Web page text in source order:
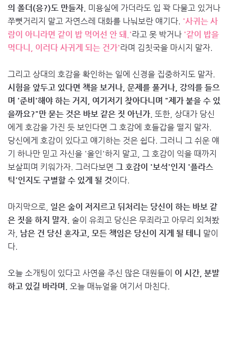
의 폴더(응?)도 만들자. 미용실에 가더라도 입 꽉 다물고 있거나
쭈뼛거리지 말고 자연스레 대화를 나눠보란 얘기다. '사귀는 사
람이 아니라면 같이 밥 먹어선 안 돼.'라고 못 박거나 '같이 밥을
먹다니, 이러다 사귀게 되는 건가'라며 김칫국을 마시지 말자.
그리고 상대의 호감을 확인하는 일에 신경을 집중하지도 말자.
시험을 앞두고 있다면 책을 보거나, 문제를 풀거나, 강의를 들으
며 '준비'해야 하는 거지, 여기저기 찾아다니며 "제가 붙을 수 있
을까요?"만 묻는 것은 바보 같은 짓 아닌가. 또한, 상대가 당신
에게 호감을 가진 듯 보인다면 그 호감에 호들갑을 떨지 말자.
당신에게 호감이 있다고 얘기하는 것은 쉽다. 그러니 그 쉬운 얘
기 하나만 믿고 자신을 '올인'하지 말고, 그 호감이 익을 때까지
보살피며 키워가자. 그러다보면 그 호감이 '보석'인지 '플라스
틱'인지도 구별할 수 있게 될 것이다.
마지막으로, 일은 술이 저지르고 뒤처리는 당신이 하는 바보 같
은 짓을 하지 말자. 술이 유죄고 당신은 무죄라고 아무리 외쳐봤
자, 남은 건 당신 혼자고, 모든 책임은 당신이 지게 될 테니 말이
다.
오늘 소개팅이 있다고 사연을 주신 많은 대원들이 이 시간, 분발
하고 있길 바라며.
오늘 매뉴얼을 여기서 마친다.